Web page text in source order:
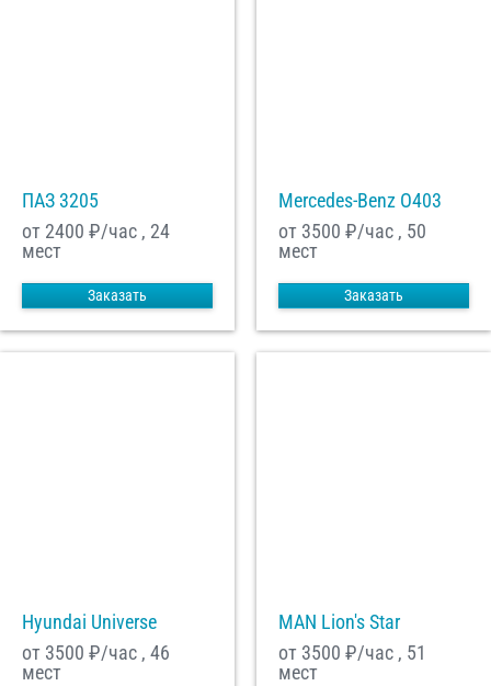
ПАЗ 3205
от 2400 ₽/час , 24
мест
Заказать
Mercedes-Benz О403
от 3500 ₽/час , 50
мест
Заказать
Hyundai Universe
от 3500 ₽/час , 46
мест
MAN Lion's Star
от 3500 ₽/час , 51
мест